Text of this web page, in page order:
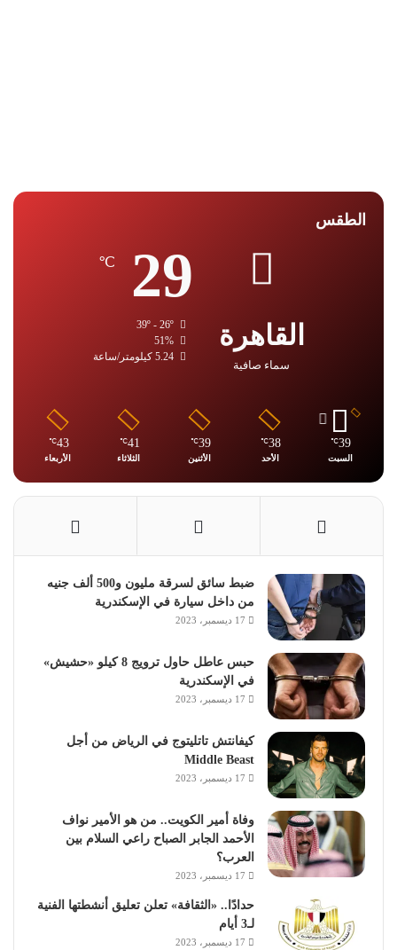
الطقس
القاهرة
سماء صافية
29
℃
39º - 26º
51%
5.24 كيلومتر/ساعة
39
℃
السبت
38
℃
الأحد
39
℃
الأثنين
41
℃
الثلاثاء
43
℃
الأربعاء
ضبط سائق لسرقة مليون و500 ألف جنيه
من داخل سيارة في الإسكندرية
17 ديسمبر، 2023
حبس عاطل حاول ترويج 8 كيلو «حشيش»
في الإسكندرية
17 ديسمبر، 2023
كيفانتش تاتليتوج في الرياض من أجل
Middle Beast
17 ديسمبر، 2023
وفاة أمير الكويت.. من هو الأمير نواف
الأحمد الجابر الصباح راعي السلام بين
العرب؟
17 ديسمبر، 2023
حدادًا.. «الثقافة» تعلن تعليق أنشطتها الفنية
لـ3 أيام
17 ديسمبر، 2023